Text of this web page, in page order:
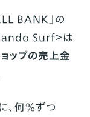
BANK」の
Surf＞は
ップの売上金
、何%ずつ